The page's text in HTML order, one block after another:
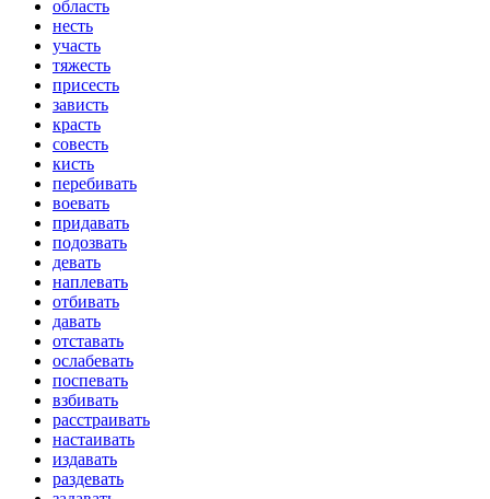
область
несть
участь
тяжесть
присесть
зависть
красть
совесть
кисть
перебивать
воевать
придавать
подозвать
девать
наплевать
отбивать
давать
отставать
ослабевать
поспевать
взбивать
расстраивать
настаивать
издавать
раздевать